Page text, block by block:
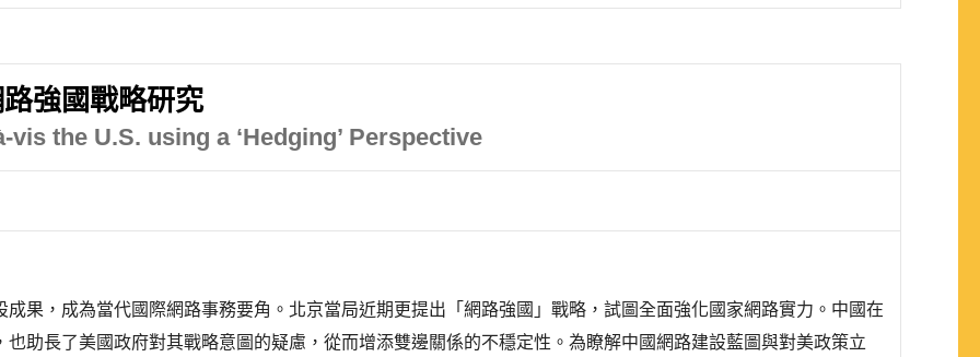
強國戰略研究
the U.S. using a ‘Hedging’ Perspective
果，成為當代國際網路事務要角。北京當局近期更提出「網路強國」戰略，試圖全面強化國家網路實力。中國在
助長了美國政府對其戰略意圖的疑慮，從而增添雙邊關係的不穩定性。為瞭解中國網路建設藍圖與對美政策立